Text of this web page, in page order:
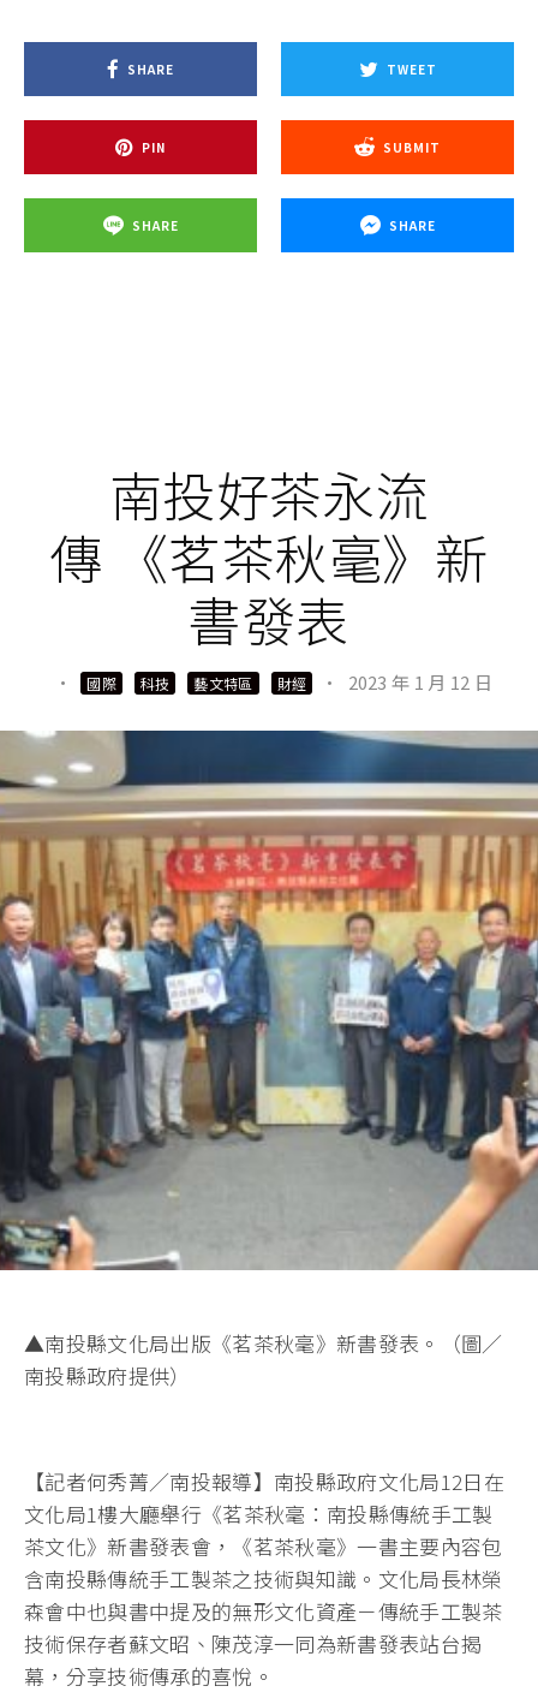
SHARE TWEET
PIN SUBMIT
SHARE SHARE
南投好茶永流
傳 《茗茶秋毫》新
書發表
· 國際 科技 藝文特區 財經 · 2023 年 1 月 12 日
▲南投縣文化局出版《茗茶秋毫》新書發表。（圖／
南投縣政府提供）
【記者何秀菁／南投報導】南投縣政府文化局12日在
文化局1樓大廳舉行《茗茶秋毫：南投縣傳統手工製
茶文化》新書發表會，《茗茶秋毫》一書主要內容包
含南投縣傳統手工製茶之技術與知識。文化局長林榮
森會中也與書中提及的無形文化資產－傳統手工製茶
技術保存者蘇文昭、陳茂淳一同為新書發表站台揭
幕，分享技術傳承的喜悅。